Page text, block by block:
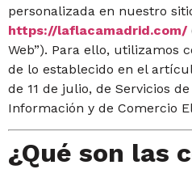
personalizada en nuestro
https://laflacamadrid.com/
Web”). Para ello, utilizamos
de lo establecido en el
de 11 de julio, de Servicios
Información y de Comercio
¿Qué son las